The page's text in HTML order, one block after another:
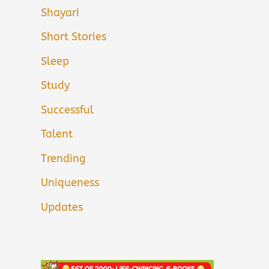
Shayari
Short Stories
Sleep
Study
Successful
Talent
Trending
Uniqueness
Updates